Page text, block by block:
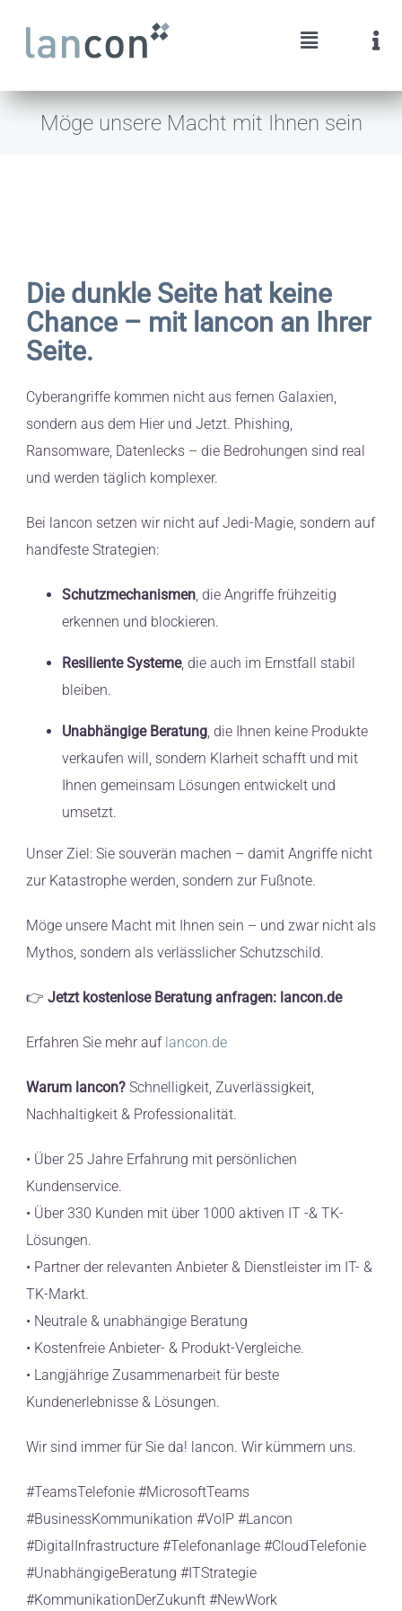
content
Toggle
Cyber Security
Dienstleistungen
Über uns
News
FAQ
Möge unsere Macht mit Ihnen sein
Die dunkle Seite hat keine
Chance – mit lancon an Ihrer
Seite.
Cyberangriffe kommen nicht aus fernen Galaxien,
sondern aus dem Hier und Jetzt. Phishing,
Ransomware, Datenlecks – die Bedrohungen sind real
und werden täglich komplexer.
Bei lancon setzen wir nicht auf Jedi-Magie, sondern auf
handfeste Strategien:
Schutzmechanismen, die Angriffe frühzeitig
erkennen und blockieren.
Resiliente Systeme, die auch im Ernstfall stabil
bleiben.
Unabhängige Beratung, die Ihnen keine Produkte
verkaufen will, sondern Klarheit schafft und mit
Ihnen gemeinsam Lösungen entwickelt und
umsetzt.
Unser Ziel: Sie souverän machen – damit Angriffe nicht
zur Katastrophe werden, sondern zur Fußnote.
Möge unsere Macht mit Ihnen sein – und zwar nicht als
Mythos, sondern als verlässlicher Schutzschild.
👉 Jetzt kostenlose Beratung anfragen: lancon.de
Erfahren Sie mehr auf lancon.de
Warum lancon?Schnelligkeit, Zuverlässigkeit,
Nachhaltigkeit & Professionalität.
• Über 25 Jahre Erfahrung mit persönlichen
Kundenservice.
• Über 330 Kunden mit über 1000 aktiven IT -& TK-
Lösungen.
• Partner der relevanten Anbieter & Dienstleister im IT- &
TK-Markt.
• Neutrale & unabhängige Beratung
• Kostenfreie Anbieter- & Produkt-Vergleiche.
• Langjährige Zusammenarbeit für beste
Kundenerlebnisse & Lösungen.
Wir sind immer für Sie da! lancon. Wir kümmern uns.
#TeamsTelefonie #MicrosoftTeams
#BusinessKommunikation #VoIP #Lancon
#DigitalInfrastructure #Telefonanlage #CloudTelefonie
#UnabhängigeBeratung #ITStrategie
#KommunikationDerZukunft #NewWork